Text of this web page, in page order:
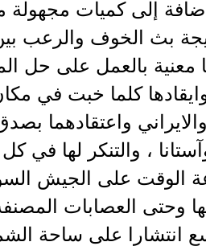
إلى كميات مجهولة
بث الخوف والرعب
معنية بالعمل على حل
وايقادها كلما خبت في
واعتقادهما
، والتنكر لها
الوقت على الجيش
وحتى العصابات
انتشارا على ساحة